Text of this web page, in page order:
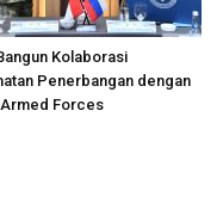
Kolaborasi
Penerbangan dengan
Armed Forces